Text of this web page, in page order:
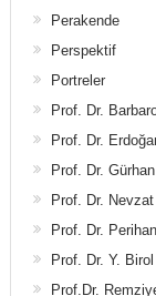
Perakende
Perspektif
Portreler
Prof. Dr.
Prof. Dr.
Prof. Dr.
Prof. Dr. Nevzat
Prof. Dr.
Prof. Dr. Y. Birol
Prof.Dr.